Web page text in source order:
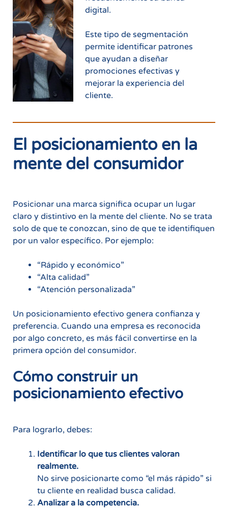
digital.
Este tipo de segmentación
permite identificar patrones
que ayudan a diseñar
promociones efectivas y
mejorar la experiencia del
cliente.
El posicionamiento en la
mente del consumidor
Posicionar una marca significa ocupar un lugar
claro y distintivo en la mente del cliente. No se trata
solo de que te conozcan, sino de que te identifiquen
por un valor específico. Por ejemplo:
“Rápido y económico”
“Alta calidad”
“Atención personalizada”
Un posicionamiento efectivo genera confianza y
preferencia. Cuando una empresa es reconocida
por algo concreto, es más fácil convertirse en la
primera opción del consumidor.
Cómo construir un
posicionamiento efectivo
Para lograrlo, debes:
Identificar lo que tus clientes valoran
realmente.
No sirve posicionarte como “el más rápido” si
tu cliente en realidad busca calidad.
Analizar a la competencia.